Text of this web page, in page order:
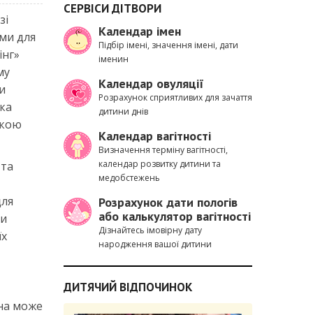
для
може
СЕРВІСИ ДІТВОРИ
Календар імен
Підбір імені, значення імені, дати
іменин
Календар овуляції
Розрахунок сприятливих для зачаття
дитини днів
Календар вагітності
Визначення терміну вагітності,
календар розвитку дитини та
медобстежень
Розрахунок дати пологів
або калькулятор вагітності
Дізнайтесь імовірну дату
народження вашої дитини
ДИТЯЧИЙ ВІДПОЧИНОК